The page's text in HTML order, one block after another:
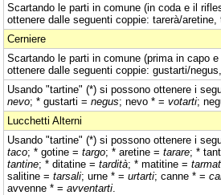
Scartando le parti in comune (in coda e il
ottenere dalle seguenti coppie: tarerà/aretine,
Cerniere
Scartando le parti in comune (prima in capo
ottenere dalle seguenti coppie: gustarti/
Usando "tartine" (*) si possono ottenere i
nevo; * gustarti = negus; nevo * = votarti;
Lucchetti Alterni
Usando "tartine" (*) si possono ottenere i
taco; * gotine = targo; * aretine = tarare; *
tantine; * ditatine = tardità; * matitine =
salitine = tarsali; urne * = urtarti; canne * =
avvenne * = avventarti